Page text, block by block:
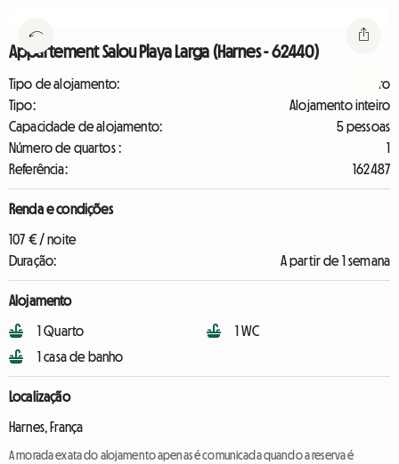
Appartement Salou Playa Larga (Harnes - 62440)
Tipo de alojamento:
Outro
Tipo:
Alojamento inteiro
Capacidade de alojamento:
5 pessoas
Número de quartos :
1
Referência:
162487
Renda e condições
107 € / noite
Duração:
A partir de 1 semana
Alojamento
1 Quarto
1 casa de banho
1 WC
Localização
Harnes, França
A morada exata do alojamento apenas é comunicada quando a reserva é